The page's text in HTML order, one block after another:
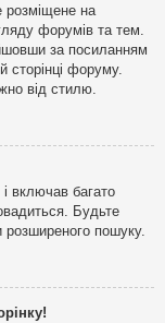
розміщене на
форумів та тем.
за посиланням
сторінці форуму.
від стилю.
включав багато
Будьте
розширеного пошуку.